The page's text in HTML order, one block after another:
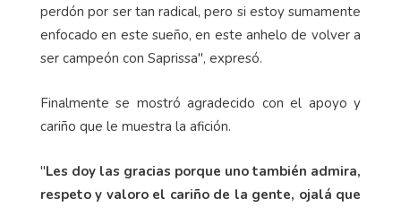
perdón por ser tan radical, pero si estoy sumamente
enfocado en este sueño, en este anhelo de volver a
ser campeón con Saprissa", expresó.
Finalmente se mostró agradecido con el apoyo y
cariño que le muestra la afición.
"Les doy las gracias porque uno también admira,
respeto y valoro el cariño de la gente, ojalá que